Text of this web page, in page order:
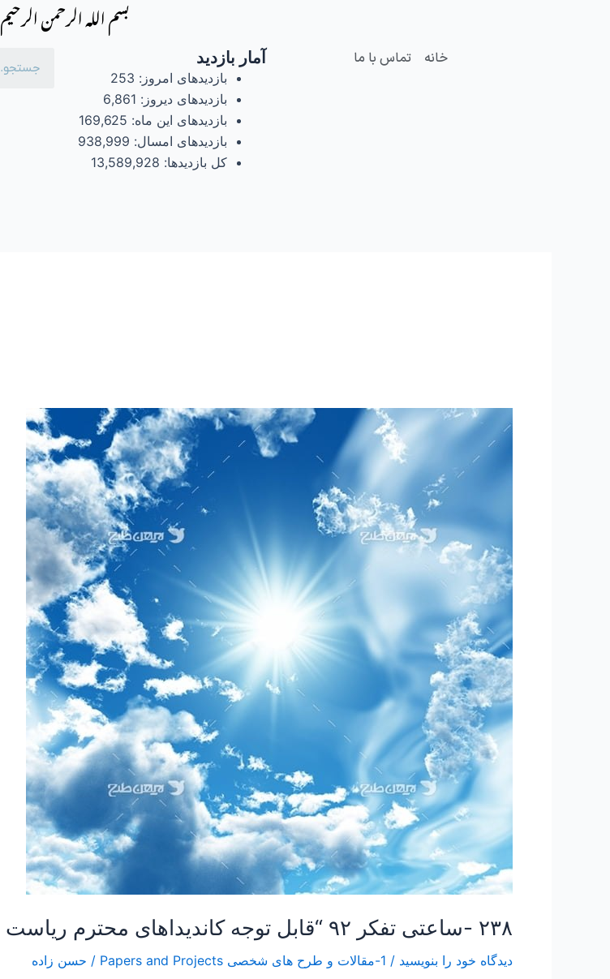
بسم الله الرحمن الرحیم
خانه تماس با ما آمار بازدید
بازدیدهای امروز: 253
بازدیدهای دیروز: 6,861
بازدیدهای این ماه: 169,625
بازدیدهای امسال: 938,999
کل بازدیدها: 13,589,928
۲۳۸ -ساعتی تفکر ۹۲ “قابل توجه کاندیداهای محترم ریاست جمهوری”
دیدگاه‌ خود را بنویسید / 1-مقالات و طرح های شخصی Papers and Projects / حسن زاده
۲۳۸
-ساعتی
کاندیداهای
محترم
ریاست
جمهوری”